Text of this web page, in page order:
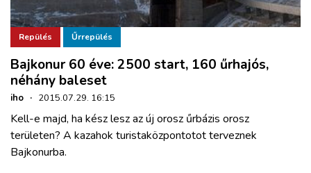
Repülés Űrrepülés
Bajkonur 60 éve: 2500 start, 160 űrhajós,
néhány baleset
iho · 2015.07.29. 16:15
Kell-e majd, ha kész lesz az új orosz űrbázis orosz
területen? A kazahok turistaközpontotot terveznek
Bajkonurba.